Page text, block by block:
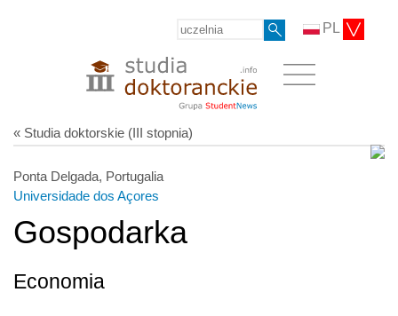
PL
« Studia doktorskie (III stopnia)
Ponta Delgada, Portugalia
Universidade dos Açores
Gospodarka
Economia